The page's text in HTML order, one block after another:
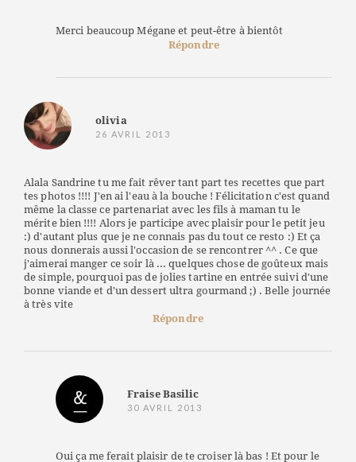
Merci beaucoup Mégane et peut-être à bientôt
Répondre
olivia
26 AVRIL 2013
Alala Sandrine tu me fait rêver tant part tes recettes que part
tes photos !!!! J'en ai l'eau à la bouche ! Félicitation c'est quand
même la classe ce partenariat avec les fils à maman tu le
mérite bien !!!! Alors je participe avec plaisir pour le petit jeu
:) d'autant plus que je ne connais pas du tout ce resto :) Et ça
nous donnerais aussi l'occasion de se rencontrer ^^ . Ce que
j'aimerai manger ce soir là ... quelques chose de goûteux mais
de simple, pourquoi pas de jolies tartine en entrée suivi d'une
bonne viande et d'un dessert ultra gourmand ;) . Belle journée
à très vite
Répondre
Fraise Basilic
30 AVRIL 2013
Oui ça me ferait plaisir de te croiser là bas ! Et pour le